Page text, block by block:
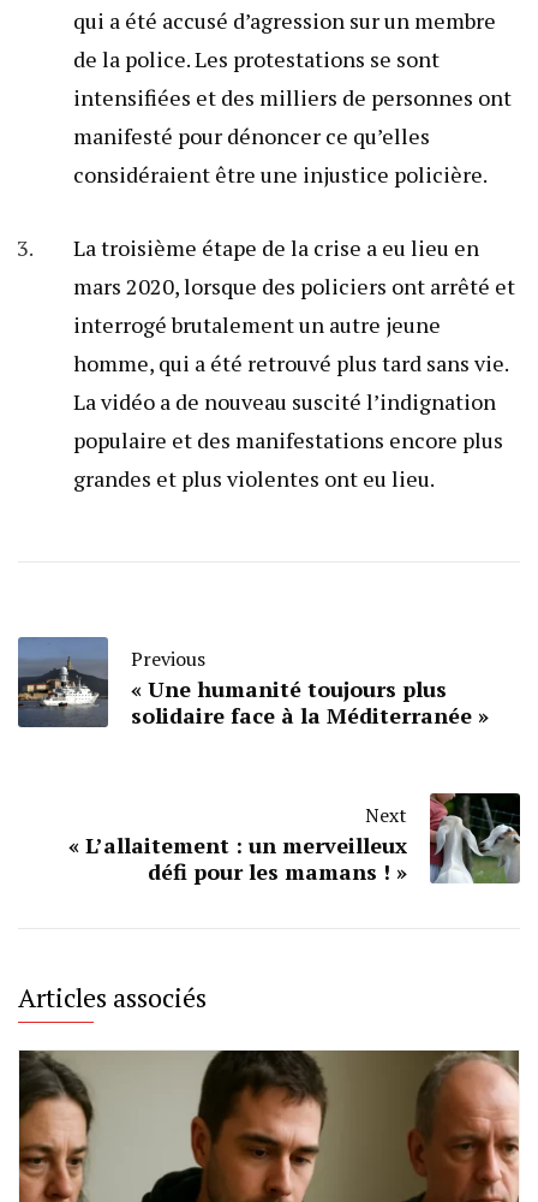
qui a été accusé d’agression sur un membre
de la police. Les protestations se sont
intensifiées et des milliers de personnes ont
manifesté pour dénoncer ce qu’elles
considéraient être une injustice policière.
La troisième étape de la crise a eu lieu en
mars 2020, lorsque des policiers ont arrêté et
interrogé brutalement un autre jeune
homme, qui a été retrouvé plus tard sans vie.
La vidéo a de nouveau suscité l’indignation
populaire et des manifestations encore plus
grandes et plus violentes ont eu lieu.
Previous
« Une humanité toujours plus
solidaire face à la Méditerranée »
Next
« L’allaitement : un merveilleux
défi pour les mamans ! »
Articles associés